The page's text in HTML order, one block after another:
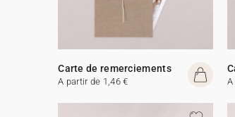
Carte de remerciements
A partir de 1,46 € A